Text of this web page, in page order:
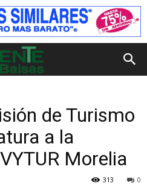
de Turismo
a la
Morelia
0
313